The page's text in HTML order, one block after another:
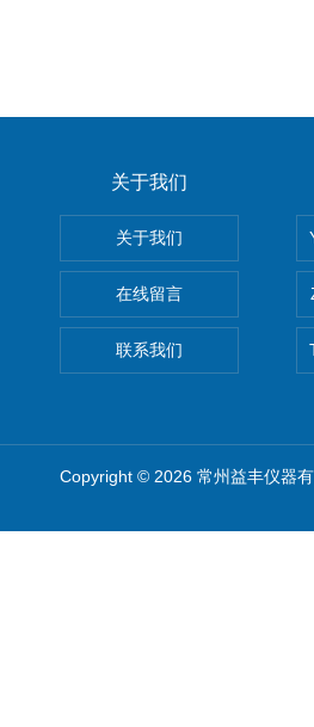
关于我们
关于我们
在线留言
联系我们
Copyright © 2026 常州益丰仪器